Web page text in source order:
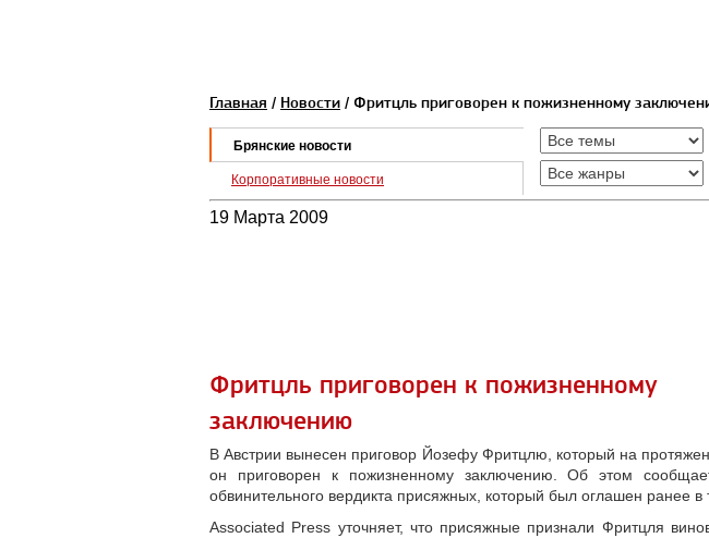
Главная / Новости / Фритцль приговорен к пожизненному
Брянские новости
Корпоративные новости
19 Марта 2009
Фритцль приговорен к пожизненному
заключению
В Австрии вынесен приговор Йозефу Фритцлю, который на
он приговорен к пожизненному заключению. Об этом
обвинительного вердикта присяжных, который был оглашен ранее в
Associated Press уточняет, что присяжные признали Фритцля